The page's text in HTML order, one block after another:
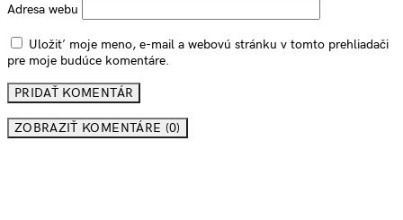
Adresa webu
Uložiť moje meno, e-mail a webovú stránku v tomto prehliadači
pre moje budúce komentáre.
ZOBRAZIŤ KOMENTÁRE (0)